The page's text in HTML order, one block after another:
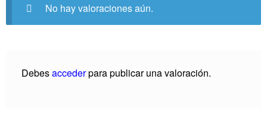
No hay valoraciones aún.
Debesaccederpara publicar una valoración.